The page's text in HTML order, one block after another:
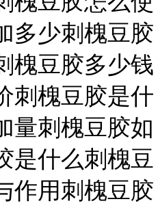
多少刺槐豆胶
槐豆胶多少钱
刺槐豆胶是什
量刺槐豆胶如
是什么刺槐豆
作用刺槐豆胶